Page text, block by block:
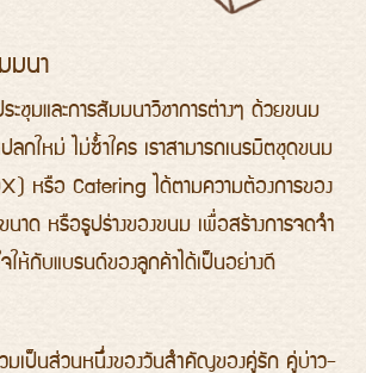
มนา
ชุมและการสัมมนาวิชาการต่างๆ ด้วยขนม
กใหม่ ไม่ซ้ำใคร เราสามารถเนรมิตชุดขนม
หรือ Catering ได้ตามความต้องการของ
าด หรือรูปร่างของขนม เพื่อสร้างการจดจำ
ให้กับแบรนด์ของลูกค้าได้เป็นอย่างดี
มเป็นส่วนหนึ่งของวันสำคัญของคู่รัก คู่บ่าว-